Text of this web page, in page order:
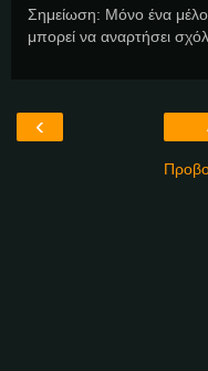
Σημείωση: Μόνο ένα
μπορεί να αναρτήσει
‹